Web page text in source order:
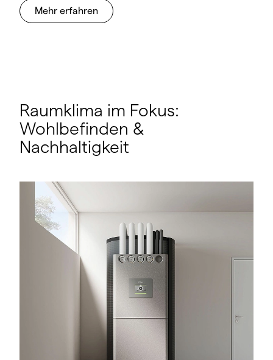
Mehr erfahren
Raumklima im Fokus:
Wohlbefinden &
Nachhaltigkeit